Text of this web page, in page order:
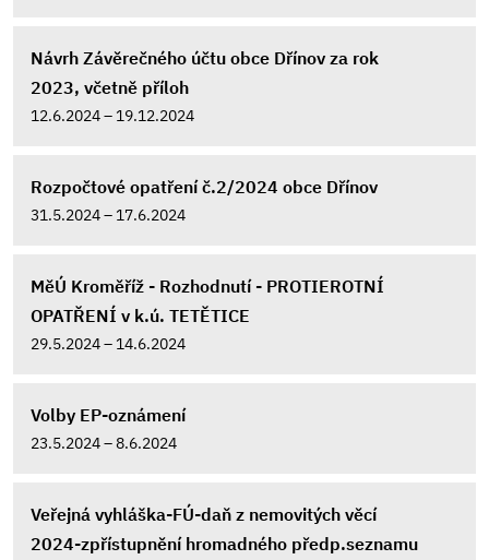
Návrh Závěrečného účtu obce Dřínov za rok
2023, včetně příloh
12.6.2024 – 19.12.2024
Rozpočtové opatření č.2/2024 obce Dřínov
31.5.2024 – 17.6.2024
MěÚ Kroměříž - Rozhodnutí - PROTIEROTNÍ
OPATŘENÍ v k.ú. TETĚTICE
29.5.2024 – 14.6.2024
Volby EP-oznámení
23.5.2024 – 8.6.2024
Veřejná vyhláška-FÚ-daň z nemovitých věcí
2024-zpřístupnění hromadného předp.seznamu